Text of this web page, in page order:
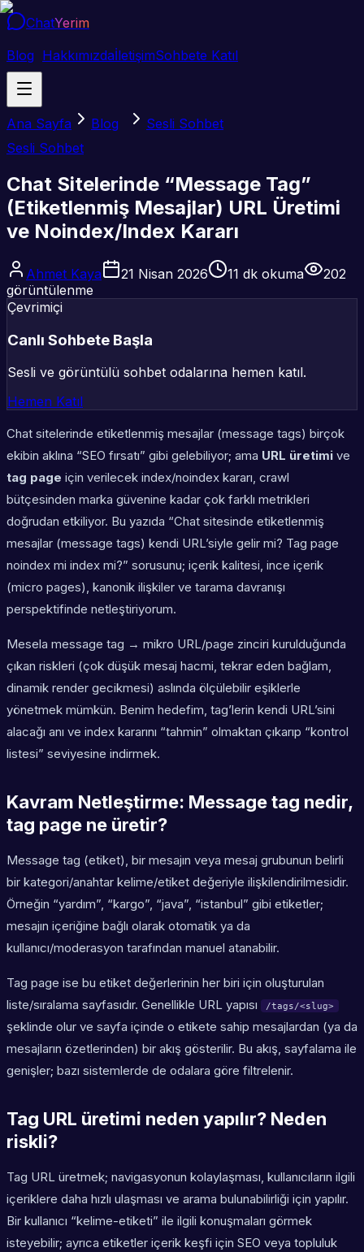
ChatYerim
Blog HakkımızdaİletişimSohbete Katıl
Ana Sayfa Blog
Sesli Sohbet
Sesli Sohbet
Chat Sitelerinde “Message Tag”
(Etiketlenmiş Mesajlar) URL Üretimi
ve Noindex/Index Kararı
Ahmet Kaya 21 Nisan 2026 11 dk okuma
202
görüntülenme
Çevrimiçi
Canlı Sohbete Başla
Sesli ve görüntülü sohbet odalarına hemen katıl.
Hemen Katıl
Chat sitelerinde etiketlenmiş mesajlar (message tags) birçok
ekibin aklına “SEO fırsatı” gibi gelebiliyor; ama URL üretimi ve
tag page için verilecek index/noindex kararı, crawl
bütçesinden marka güvenine kadar çok farklı metrikleri
doğrudan etkiliyor. Bu yazıda “Chat sitesinde etiketlenmiş
mesajlar (message tags) kendi URL’siyle gelir mi? Tag page
noindex mi index mi?” sorusunu; içerik kalitesi, ince içerik
(micro pages), kanonik ilişkiler ve tarama davranışı
perspektifinde netleştiriyorum.
Mesela message tag → mikro URL/page zinciri kurulduğunda
çıkan riskleri (çok düşük mesaj hacmi, tekrar eden bağlam,
dinamik render gecikmesi) aslında ölçülebilir eşiklerle
yönetmek mümkün. Benim hedefim, tag’lerin kendi URL’sini
alacağı anı ve index kararını “tahmin” olmaktan çıkarıp “kontrol
listesi” seviyesine indirmek.
Kavram Netleştirme: Message tag nedir,
tag page ne üretir?
Message tag (etiket), bir mesajın veya mesaj grubunun belirli
bir kategori/anahtar kelime/etiket değeriyle ilişkilendirilmesidir.
Örneğin “yardım”, “kargo”, “java”, “istanbul” gibi etiketler;
mesajın içeriğine bağlı olarak otomatik ya da
kullanıcı/moderasyon tarafından manuel atanabilir.
Tag page ise bu etiket değerlerinin her biri için oluşturulan
liste/sıralama sayfasıdır. Genellikle URL yapısı
/tags/<slug>
şeklinde olur ve sayfa içinde o etikete sahip mesajlardan (ya da
mesajların özetlerinden) bir akış gösterilir. Bu akış, sayfalama ile
genişler; bazı sistemlerde de odalara göre filtrelenir.
Tag URL üretimi neden yapılır? Neden
riskli?
Tag URL üretmek; navigasyonun kolaylaşması, kullanıcıların ilgili
içeriklere daha hızlı ulaşması ve arama bulunabilirliği için yapılır.
Bir kullanıcı “kelime-etiketi” ile ilgili konuşmaları görmek
isteyebilir; ayrıca etiketler içerik keşfi için SEO veya topluluk